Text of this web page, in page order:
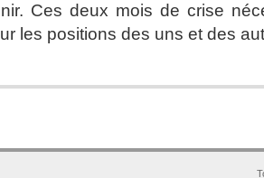
Ces deux mois de crise
les positions des uns et des